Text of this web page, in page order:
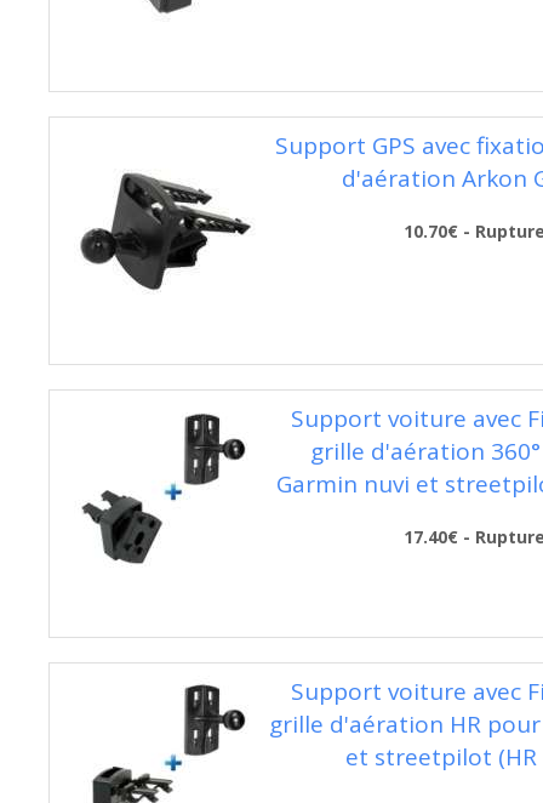
Support GPS avec
d'aération Arkon
10.70€ -
Support voiture avec
grille d'aération
Garmin nuvi et
17.40€ -
Support voiture avec
grille d'aération HR
et streetpilot (HR